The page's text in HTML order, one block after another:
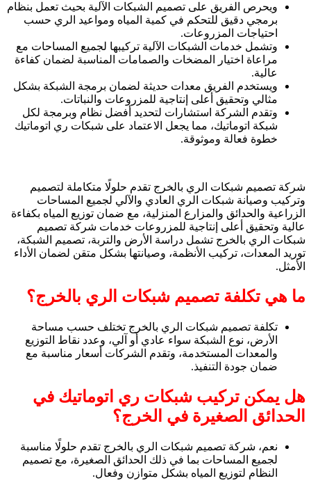
ويحرص الفريق على تصميم الشبكات الآلية بحيث تعمل بنظام
برمجي دقيق للتحكم في كمية المياه ومواعيد الري حسب
احتياجات المزروعات.
وتشمل خدمات الشبكات الآلية تركيبها لجميع المساحات مع
مراعاة اختيار المضخات والصمامات المناسبة لضمان كفاءة
عالية.
ويستخدم الفريق معدات حديثة لضمان برمجة الشبكة بشكل
مثالي وتحقيق أعلى إنتاجية للمزروعات والنباتات.
وتقدم الشركة استشارات لتحديد أفضل نظام وبرمجة لكل
شبكة اتوماتيك، مما يجعل الاعتماد على شبكات ري اتوماتيك
خطوة فعالة وموثوقة.
شركة تصميم شبكات الري بالخرج تقدم حلولًا متكاملة لتصميم
وتركيب وصيانة شبكات الري العادي والآلي لجميع المساحات
الزراعية والحدائق والمزارع المنزلية، مع ضمان توزيع المياه بكفاءة
عالية وتحقيق أعلى إنتاجية للمزروعات خدمات شركة تصميم
شبكات الري بالخرج تشمل دراسة الأرض والتربة، تصميم الشبكة،
توريد المعدات، تركيب الأنظمة، وصيانتها بشكل متقن لضمان الأداء
الأمثل.
ما هي تكلفة تصميم شبكات الري بالخرج؟
تكلفة تصميم شبكات الري بالخرج تختلف حسب مساحة
الأرض، نوع الشبكة سواء عادي أو آلي، وعدد نقاط التوزيع
والمعدات المستخدمة، وتقدم الشركات أسعار مناسبة مع
ضمان جودة التنفيذ.
هل يمكن تركيب شبكات ري اتوماتيك في
الحدائق الصغيرة في الخرج؟
نعم، شركة تصميم شبكات الري بالخرج تقدم حلولًا مناسبة
لجميع المساحات بما في ذلك الحدائق الصغيرة، مع تصميم
النظام لتوزيع المياه بشكل متوازن وفعال.